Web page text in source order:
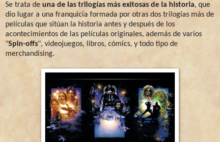
Se trata de una de las trilogías más exitosas de la historia, que
dio lugar a una franquicia formada por otras dos trilogías más de
películas que sitúan la historia antes y después de los
acontecimientos de las películas originales, además de varios
"Spin-offs", videojuegos, libros, cómics, y todo tipo de
merchandising.